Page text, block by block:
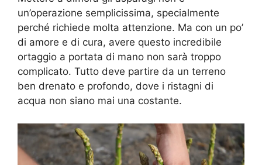
un’operazione semplicissima, specialmente
perché richiede molta attenzione. Ma con un po’
di amore e di cura, avere questo incredibile
ortaggio a portata di mano non sarà troppo
complicato. Tutto deve partire da un terreno
ben drenato e profondo, dove i ristagni di
acqua non siano mai una costante.